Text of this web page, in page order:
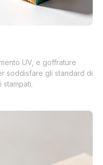
UV, e goffrature
soddisfare gli standard di